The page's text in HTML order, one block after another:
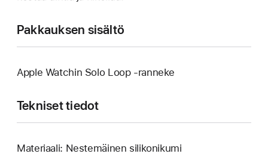
Pakkauksen sisältö
Apple Watchin Solo Loop ‑ranneke
Tekniset tiedot
Materiaali: Nestemäinen silikonikumi